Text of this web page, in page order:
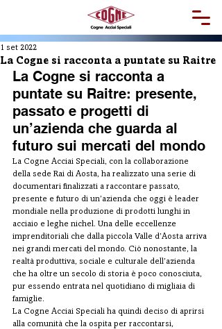
La Cogne si racconta a puntate su Raitre
1 set 2022
La Cogne si racconta a
puntate su Raitre: presente,
passato e progetti di
un’azienda che guarda al
futuro sui mercati del mondo
La Cogne Acciai Speciali, con la collaborazione
della sede Rai di Aosta, ha realizzato una serie di
documentari finalizzati a raccontare passato,
presente e futuro di un’azienda che oggi è leader
mondiale nella produzione di prodotti lunghi in
acciaio e leghe nichel. Una delle eccellenze
imprenditoriali che dalla piccola Valle d’Aosta arriva
nei grandi mercati del mondo. Ciò nonostante, la
realtà produttiva, sociale e culturale dell’azienda
che ha oltre un secolo di storia è poco conosciuta,
pur essendo entrata nel quotidiano di migliaia di
famiglie.
La Cogne Acciai Speciali ha quindi deciso di aprirsi
alla comunità che la ospita per raccontarsi,